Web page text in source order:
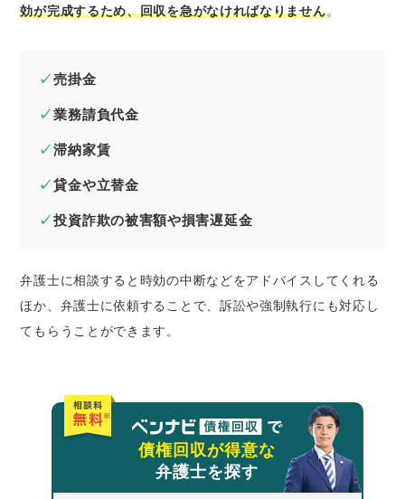
効が完成するため、回収を急がなければなりません。
売掛金
業務請負代金
滞納家賃
貸金や立替金
投資詐欺の被害額や損害遅延金
弁護士に相談すると時効の中断などをアドバイスしてくれる
ほか、弁護士に依頼することで、訴訟や強制執行にも対応し
てもらうことができます。
債権回収が得意な
弁護士を探す